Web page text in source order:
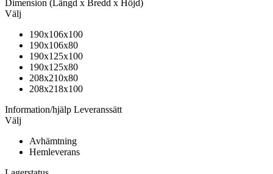
Dimension (Längd x Bredd x Höjd)
Välj
190x106x100
190x106x80
190x125x100
190x125x80
208x210x80
208x218x100
Information/hjälp Leveranssätt
Välj
Avhämtning
Hemleverans